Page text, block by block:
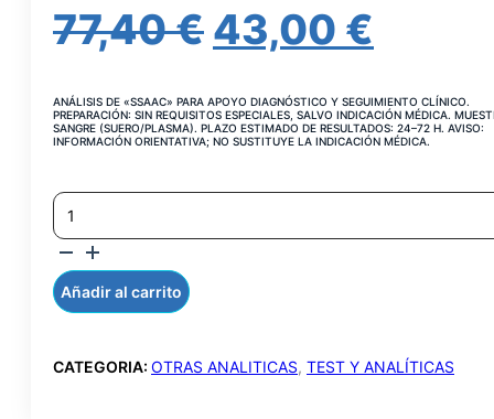
77,40€ EL
ORIGINAL
77,40 €.
43,00 €
ANÁLISIS DE «SSAAC» PARA APOYO DIAGNÓSTICO Y SEGUIMIENTO CLÍNICO.
PREPARACIÓN: SIN REQUISITOS ESPECIALES, SALVO INDICACIÓN MÉDICA.
SANGRE (SUERO/PLASMA). PLAZO ESTIMADO DE RESULTADOS: 24–72 H. AVISO:
INFORMACIÓN ORIENTATIVA; NO SUSTITUYE LA INDICACIÓN MÉDICA.
SS-
A
AC.
SUERO
(RO)
CANTIDAD
Añadir al carrito
CATEGORIA: OTRAS ANALITICAS, TEST Y ANALÍTICAS